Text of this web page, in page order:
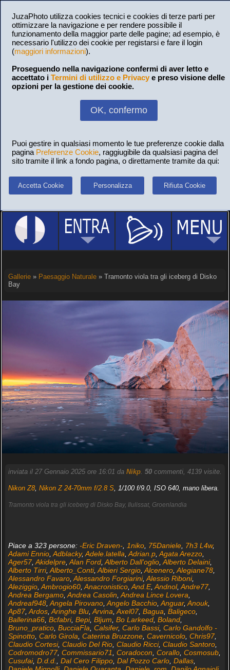
JuzaPhoto utilizza cookies tecnici e cookies di terze parti per
ottimizzare la navigazione e per rendere possibile il
funzionamento della maggior parte delle pagine; ad esempio, è
necessario l'utilizzo dei cookie per registarsi e fare il login
(maggiori informazioni).
Proseguendo nella navigazione confermi di aver letto e
accettato i Termini di utilizzo e Privacy e preso visione delle
opzioni per la gestione dei cookie.
OK, confermo
Puoi gestire in qualsiasi momento le tue preferenze cookie dalla
pagina Preferenze Cookie, raggiugibile da qualsiasi pagina del
sito tramite il link a fondo pagina, o direttamente tramite da qui:
Accetta Cookie Personalizza Rifiuta Cookie
Gallerie» Paesaggio Naturale» Tramonto viola tra gli iceberg di Disko
Bay
inviata il 27 Gennaio 2025 ore 16:01 da Nikp. 50commenti, 4139 visite.
Nikon Z8, Nikon Z 24-70mm f/2.8 S, 1/100 f/9.0, ISO 640, mano libera.
Tramonto viola tra gli iceberg di Disko Bay, Ilulissat, Groenlandia
Piace a 323 persone: -Eric Draven-, 1niko, 75Daniele, 7h3 L4w,
Adami Ennio,Adblacky,Adele.latella,Adrian.p,Agata Arezzo,
Ager57,Akidelpre,Alan Ford,Alberto Dall'oglio,Alberto Delaini,
Alberto Tirri,Alberto_Conti,Albieri Sergio,Alcenero,Alegiane78,
Alessandro Favaro,Alessandro Forgiarini,Alessio Riboni,
Aleziggio,Ambrogio60,Anacronistico,And.E,Andnol,Andre77,
Andrea Bergamo,Andrea Casolin,Andrea Lince Lovera,
Andreaf948,Angela Pirovano,Angelo Bacchio,Anguar,Anouk,
Ap87,Ardos,Aringhe Blu,Arvina,Axel07, Bagua, Baligeco,
Ballerina66, Bcfabri, Bepi, Bljum, Bo Larkeed, Boland,
Bruno_pratico, BucciaFla, Calsifer, Carlo Bassi, Carlo Gandolfo -
Spinotto, Carlo Girola, Caterina Bruzzone, Cavernicolo, Chris97,
Claudio Cortesi, Claudio Del Rio, Claudio Ricci, Claudio Santoro,
Codromodro77, Commissario71, Coradocon, Corallo, Cosmosub,
Cusufai, D.d.d., Dal Cero Filippo, Dal Pozzo Carlo, Dallas,